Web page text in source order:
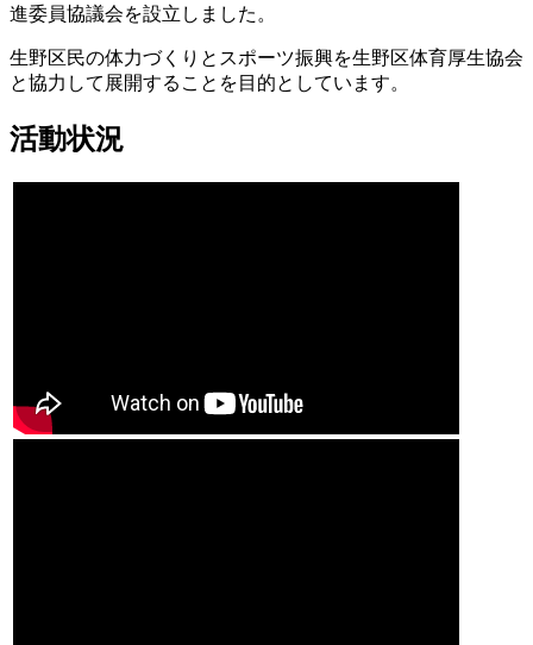
進委員協議会を設立しました。
生野区民の体力づくりとスポーツ振興を生野区体育厚生協会
と協力して展開することを目的としています。
活動状況